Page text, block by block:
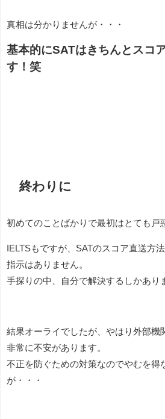
真相は分かりませんが・・・
基本的にSATはきちんとスコ
す！笑
終わりに
初めてのことばかりで最初はとても戸
IELTSもですが、SATのスコア直送方
指示はありません。
手探りの中、自分で解決するしかあり
結果オーライでしたが、やはり外部機
非常に不安があります。
不正を防ぐための対策なのでやむを得
が・・・